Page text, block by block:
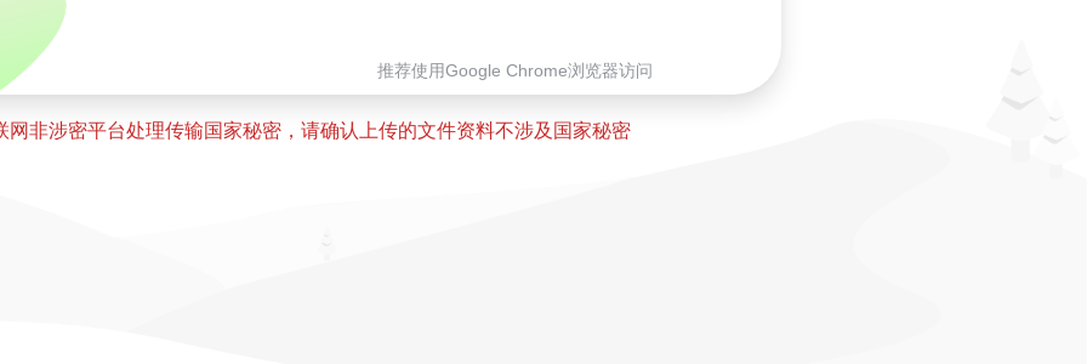
推荐使用Google Chrome浏览器访问
网非涉密平台处理传输国家秘密，请确认上传的文件资料不涉及国家秘密